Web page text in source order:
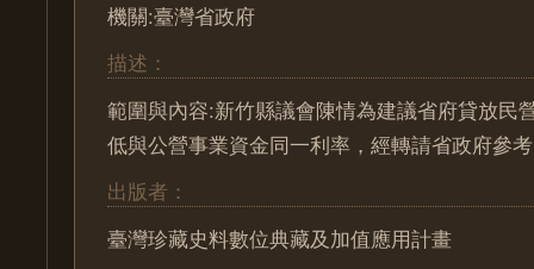
機關:臺灣省政府
描述：
範圍與內容:新竹縣議會陳情為建議省府貸放民
低與公營事業資金同一利率，經轉請省政府參
出版者：
臺灣珍藏史料數位典藏及加值應用計畫